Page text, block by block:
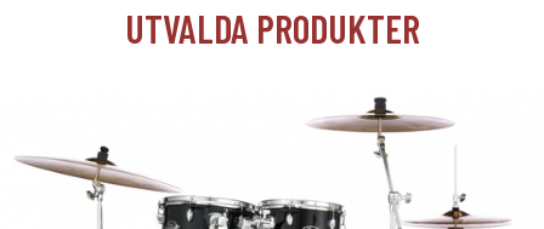
UTVALDA PRODUKTER